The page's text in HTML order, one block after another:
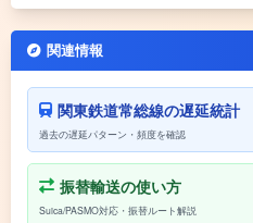
関連情報
関東鉄道常総線の遅延統計
過去の遅延パターン・頻度を確認
振替輸送の使い方
Suica/PASMO対応・振替ルート解説